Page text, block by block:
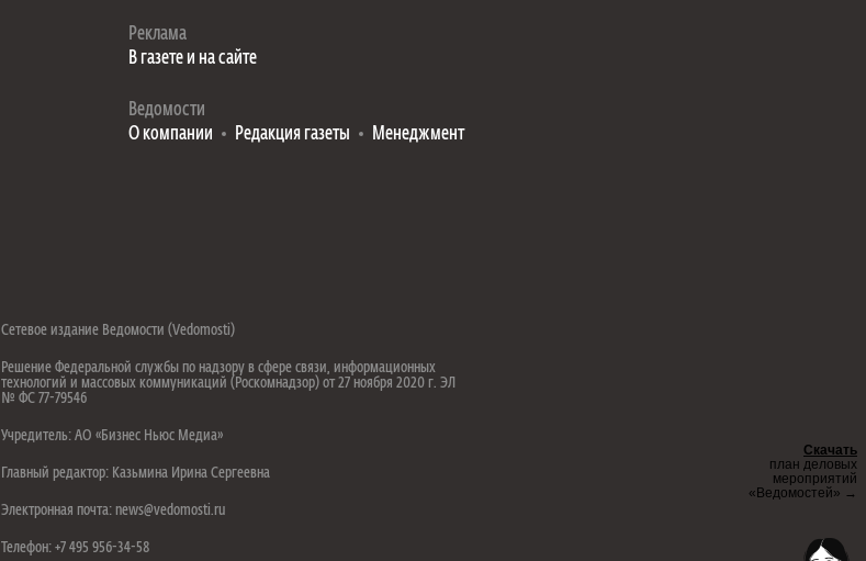
Скачать
план деловых
мероприятий
«Ведомостей» →
Реклама
В газете и на сайте
Ведомости
О компании
Редакция газеты Менеджмент
Сетевое издание Ведомости (Vedomosti)
Решение Федеральной службы по надзору в сфере связи, информационных
технологий и массовых коммуникаций (Роскомнадзор) от 27 ноября 2020 г. ЭЛ
№ ФС 77-79546
Учредитель: АО «Бизнес Ньюс Медиа»
Главный редактор: Казьмина Ирина Сергеевна
Электронная почта: news@vedomosti.ru
Телефон: +7 495 956-34-58